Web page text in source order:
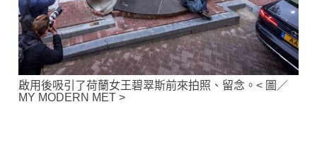
啟用後吸引了荷蘭女王碧翠斯前來拍照、留念。< 圖／
MY MODERN MET >